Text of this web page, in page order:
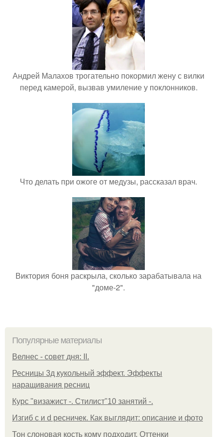
Андрей Малахов трогательно покормил жену с вилки
перед камерой, вызвав умиление у поклонников.
Что делать при ожоге от медузы, рассказал врач.
Виктория боня раскрыла, сколько зарабатывала на
"доме-2".
Популярные материалы
Велнес - совет дня: II.
Ресницы 3д кукольный эффект. Эффекты
наращивания ресниц
Курс "визажист -. Стилист"10 занятий -.
Изгиб c и d ресничек. Как выглядит: описание и фото
Тон слоновая кость кому подходит. Оттенки